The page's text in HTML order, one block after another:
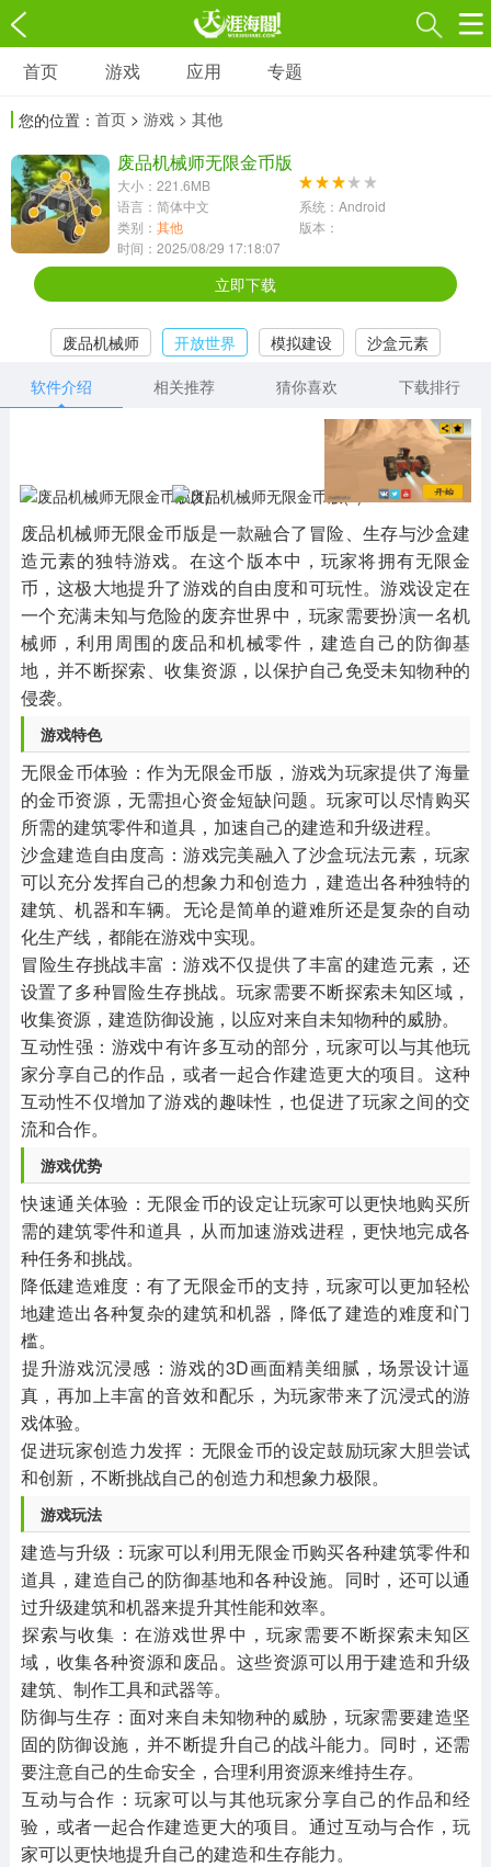
游戏
3697款应用
1597款应用
休闲益智
13387款应用
2196款应用
1072款应用
418款应用
568款应用
音乐舞蹈
515款应用
其他
1654款应用
游戏助手
515款应用
MOD游戏
1056款应用
首页 游戏 应用 专题
您的位置： 首页 > 游戏 > 其他
废品机械师无限金币版
大小：221.6MB
语言：简体中文
系统：Android
类别： 其他
版本：
时间：2025/08/29 17:18:07
立即下载
废品机械师 开放世界 模拟建设
沙盒元素
3D卡通风格
软件介绍 相关推荐 猜你喜欢 下载排行
废品机械师无限金币版是一款融合了冒险、生存与沙盒建
造元素的独特游戏。在这个版本中，玩家将拥有无限金
币，这极大地提升了游戏的自由度和可玩性。游戏设定在
一个充满未知与危险的废弃世界中，玩家需要扮演一名机
械师，利用周围的废品和机械零件，建造自己的防御基
地，并不断探索、收集资源，以保护自己免受未知物种的
侵袭。
‌游戏特色‌
‌无限金币体验‌：作为无限金币版，游戏为玩家提供了海量
的金币资源，无需担心资金短缺问题。玩家可以尽情购买
所需的建筑零件和道具，加速自己的建造和升级进程。
‌沙盒建造自由度高‌：游戏完美融入了沙盒玩法元素，玩家
可以充分发挥自己的想象力和创造力，建造出各种独特的
建筑、机器和车辆。无论是简单的避难所还是复杂的自动
化生产线，都能在游戏中实现。
‌冒险生存挑战丰富‌：游戏不仅提供了丰富的建造元素，还
设置了多种冒险生存挑战。玩家需要不断探索未知区域，
收集资源，建造防御设施，以应对来自未知物种的威胁。
‌互动性强‌：游戏中有许多互动的部分，玩家可以与其他玩
家分享自己的作品，或者一起合作建造更大的项目。这种
互动性不仅增加了游戏的趣味性，也促进了玩家之间的交
流和合作。
‌游戏优势‌
‌快速通关体验‌：无限金币的设定让玩家可以更快地购买所
需的建筑零件和道具，从而加速游戏进程，更快地完成各
种任务和挑战。
‌降低建造难度‌：有了无限金币的支持，玩家可以更加轻松
地建造出各种复杂的建筑和机器，降低了建造的难度和门
槛。
‌提升游戏沉浸感‌：游戏的3D画面精美细腻，场景设计逼
真，再加上丰富的音效和配乐，为玩家带来了沉浸式的游
戏体验。
‌促进玩家创造力发挥‌：无限金币的设定鼓励玩家大胆尝试
和创新，不断挑战自己的创造力和想象力极限。
‌游戏玩法‌
‌建造与升级‌：玩家可以利用无限金币购买各种建筑零件和
道具，建造自己的防御基地和各种设施。同时，还可以通
过升级建筑和机器来提升其性能和效率。
‌探索与收集‌：在游戏世界中，玩家需要不断探索未知区
域，收集各种资源和废品。这些资源可以用于建造和升级
建筑、制作工具和武器等。
‌防御与生存‌：面对来自未知物种的威胁，玩家需要建造坚
固的防御设施，并不断提升自己的战斗能力。同时，还需
要注意自己的生命安全，合理利用资源来维持生存。
‌互动与合作‌：玩家可以与其他玩家分享自己的作品和经
验，或者一起合作建造更大的项目。通过互动与合作，玩
家可以更快地提升自己的建造和生存能力。